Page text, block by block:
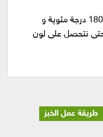
نسخن الفرن على درجة 180 درجة مئوية و
دقيقة حتى نتحصل على لون
طريقة عمل الخبز